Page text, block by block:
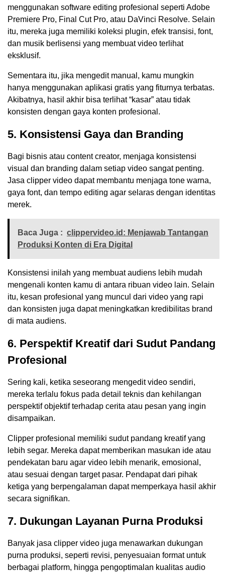
menggunakan software editing profesional seperti Adobe
Premiere Pro, Final Cut Pro, atau DaVinci Resolve. Selain
itu, mereka juga memiliki koleksi plugin, efek transisi, font,
dan musik berlisensi yang membuat video terlihat
eksklusif.
Sementara itu, jika mengedit manual, kamu mungkin
hanya menggunakan aplikasi gratis yang fiturnya terbatas.
Akibatnya, hasil akhir bisa terlihat “kasar” atau tidak
konsisten dengan gaya konten profesional.
5. Konsistensi Gaya dan Branding
Bagi bisnis atau content creator, menjaga konsistensi
visual dan branding dalam setiap video sangat penting.
Jasa clipper video dapat membantu menjaga tone warna,
gaya font, dan tempo editing agar selaras dengan identitas
merek.
Baca Juga : clippervideo.id: Menjawab Tantangan
Produksi Konten di Era Digital
Konsistensi inilah yang membuat audiens lebih mudah
mengenali konten kamu di antara ribuan video lain. Selain
itu, kesan profesional yang muncul dari video yang rapi
dan konsisten juga dapat meningkatkan kredibilitas brand
di mata audiens.
6. Perspektif Kreatif dari Sudut Pandang
Profesional
Sering kali, ketika seseorang mengedit video sendiri,
mereka terlalu fokus pada detail teknis dan kehilangan
perspektif objektif terhadap cerita atau pesan yang ingin
disampaikan.
Clipper profesional memiliki sudut pandang kreatif yang
lebih segar. Mereka dapat memberikan masukan ide atau
pendekatan baru agar video lebih menarik, emosional,
atau sesuai dengan target pasar. Pendapat dari pihak
ketiga yang berpengalaman dapat memperkaya hasil akhir
secara signifikan.
7. Dukungan Layanan Purna Produksi
Banyak jasa clipper video juga menawarkan dukungan
purna produksi, seperti revisi, penyesuaian format untuk
berbagai platform, hingga pengoptimalan kualitas audio